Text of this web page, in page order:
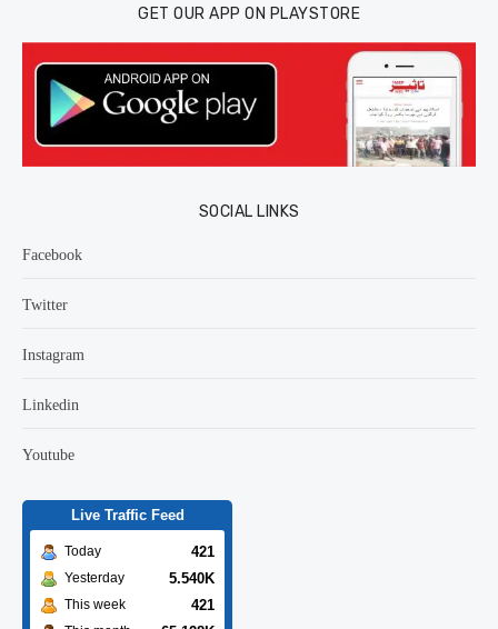
GET OUR APP ON PLAYSTORE
SOCIAL LINKS
Facebook
Twitter
Instagram
Linkedin
Youtube
Live Traffic Feed
Today 421
Yesterday 5.540K
This week 421